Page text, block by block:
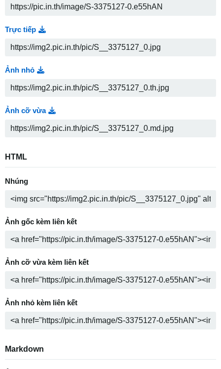
Trực tiếp
Ảnh nhỏ
Ảnh cỡ vừa
HTML
Nhúng
Ảnh gốc kèm liên kết
Ảnh cỡ vừa kèm liên kết
Ảnh nhỏ kèm liên kết
Markdown